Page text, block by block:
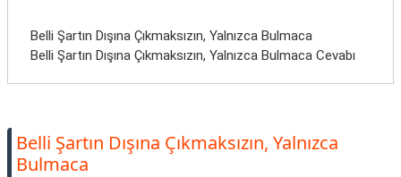
Belli Şartın Dışına Çıkmaksızın, Yalnızca Bulmaca
Belli Şartın Dışına Çıkmaksızın, Yalnızca Bulmaca Cevabı
Belli Şartın Dışına Çıkmaksızın, Yalnızca
Bulmaca